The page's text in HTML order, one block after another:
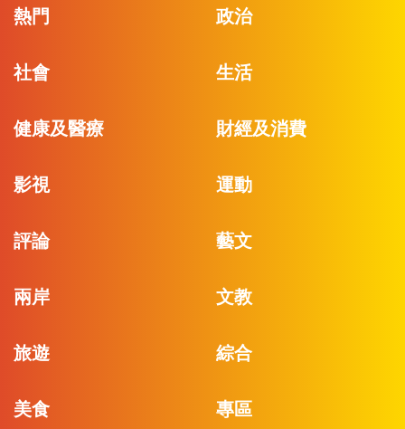
熱門 政治
社會 生活
健康及醫療 財經及消費
影視 運動
評論 藝文
兩岸 文教
旅遊 綜合
美食 專區